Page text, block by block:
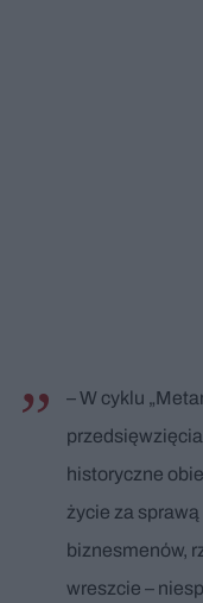
– W cyklu
historyczne
życie za
biznesmenów,
wreszcie –